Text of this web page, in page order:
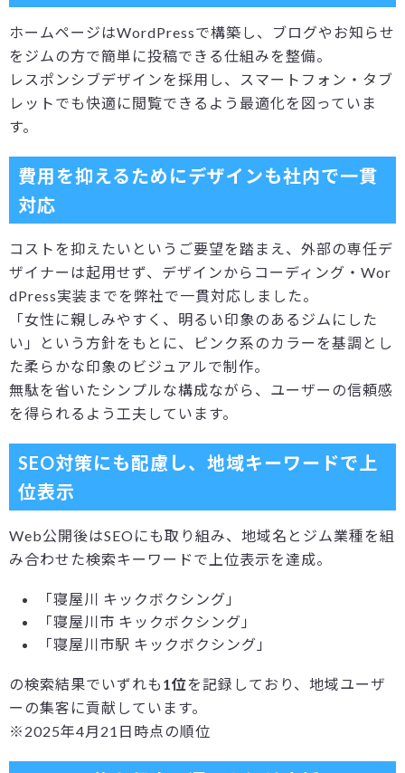
ホームページはWordPressで構築し、ブログやお知らせ
をジムの方で簡単に投稿できる仕組みを整備。
レスポンシブデザインを採用し、スマートフォン・タブ
レットでも快適に閲覧できるよう最適化を図っていま
す。
費用を抑えるためにデザインも社内で一貫
対応
コストを抑えたいというご要望を踏まえ、外部の専任デ
ザイナーは起用せず、デザインからコーディング・Wor
dPress実装までを弊社で一貫対応しました。
「女性に親しみやすく、明るい印象のあるジムにした
い」という方針をもとに、ピンク系のカラーを基調とし
た柔らかな印象のビジュアルで制作。
無駄を省いたシンプルな構成ながら、ユーザーの信頼感
を得られるよう工夫しています。
SEO対策にも配慮し、地域キーワードで上
位表示
Web公開後はSEOにも取り組み、地域名とジム業種を組
み合わせた検索キーワードで上位表示を達成。
「寝屋川 キックボクシング」
「寝屋川市 キックボクシング」
「寝屋川市駅 キックボクシング」
の検索結果でいずれも 1位を記録しており、地域ユーザ
ーの集客に貢献しています。
※2025年4月21日時点の順位